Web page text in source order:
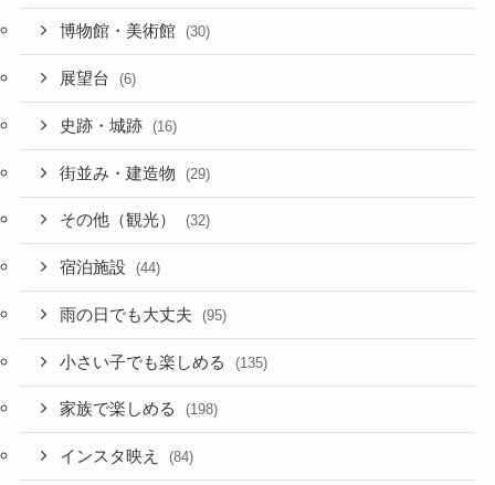
博物館・美術館 (30)
展望台 (6)
史跡・城跡 (16)
街並み・建造物 (29)
その他（観光） (32)
宿泊施設 (44)
雨の日でも大丈夫 (95)
小さい子でも楽しめる (135)
家族で楽しめる (198)
インスタ映え (84)